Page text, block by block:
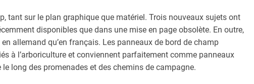
tant sur le plan graphique que matériel. Trois nouveaux sujets ont
disponibles que dans une mise en page obsolète. En outre,
allemand qu’en français. Les panneaux de bord de champ
à l’arboriculture et conviennent parfaitement comme panneaux
long des promenades et des chemins de campagne.